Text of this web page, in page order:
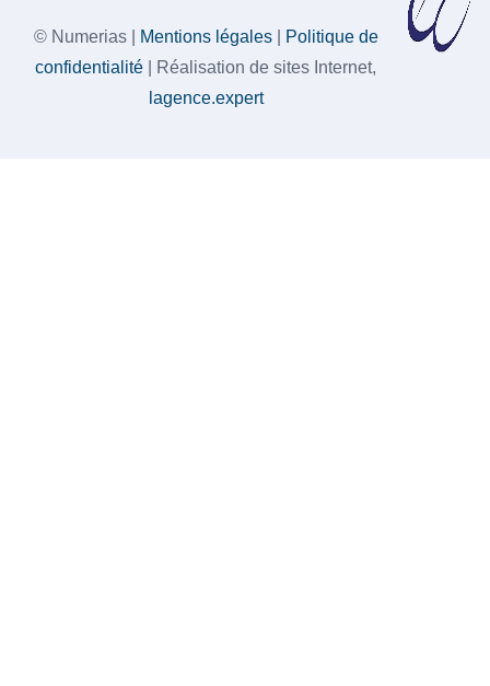
© Numerias | Mentions légales|
Politique de
confidentialité | Réalisation de sites Internet,
lagence.expert